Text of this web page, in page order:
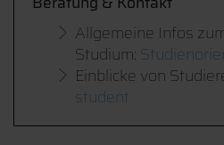
Allgemeine Infos
Studium:
Einblicke von
student